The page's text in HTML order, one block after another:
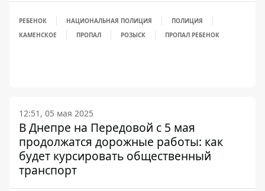
РЕБЕНОК НАЦИОНАЛЬНАЯ ПОЛИЦИЯ
ПОЛИЦИЯ
КАМЕНСКОЕ
ПРОПАЛ РОЗЫСК ПРОПАЛ РЕБЕНОК
12:51, 05 мая 2025
В Днепре на Передовой с 5 мая
продолжатся дорожные работы: как
будет курсировать общественный
транспорт